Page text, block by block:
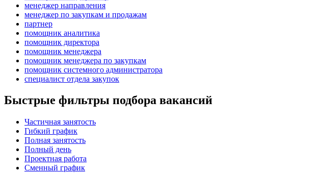
менеджер направления
менеджер по закупкам и продажам
партнер
помощник аналитика
помощник директора
помощник менеджера
помощник менеджера по закупкам
помощник системного администратора
специалист отдела закупок
Быстрые фильтры подбора вакансий
Частичная занятость
Гибкий график
Полная занятость
Полный день
Проектная работа
Сменный график